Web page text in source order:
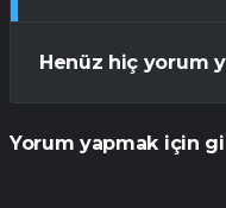
Henüz hiç yorum
Yorum yapmak için